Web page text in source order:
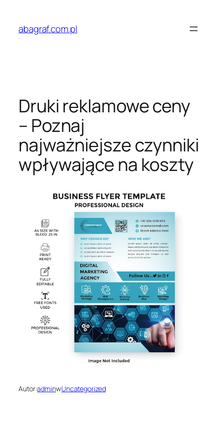
treściabagraf.com.pl
Druki reklamowe ceny
– Poznaj
najważniejsze czynniki
wpływające na koszty
Autor:adminwUncategorized